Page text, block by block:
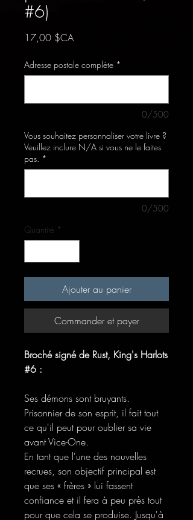
#6)
17,00 $CAPrix
Adresse postale complète *
0/500
Vous souhaitez personnaliser votre livre ?
Veuillez inclure N/A si vous ne le faites
pas. *
0/500
Quantité *
Ajouter au panier
Commander et payer
Broché signé de Rust, King's Harlots
#6 :
Ses démons sont bruyants.
Prisonnier de son esprit, il fait tout
ce qu'il peut pour oublier sa vie
avant Vice-One.
En tant que l'une des nouvelles
recrues, son objectif principal est
que ses « frères » lui fassent
confiance et il fera à peu près tout
pour que cela se produise. Jusqu'à